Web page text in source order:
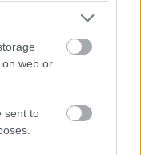
web or
sent to
bitrátával kerültek